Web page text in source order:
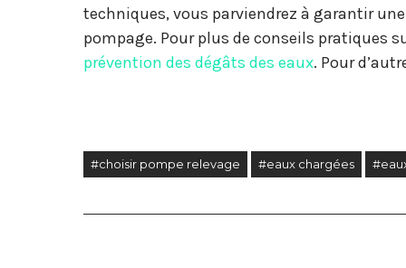
techniques, vous parviendrez à garantir
pompage. Pour plus de conseils pratiques
prévention des dégâts des eaux. Pour
#choisir pompe relevage #eaux chargées